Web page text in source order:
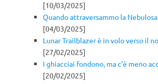
[10/03/2025]
Quando attraversammo la
[04/03/2025]
Lunar Trailblazer è in volo verso il
[27/02/2025]
I ghiacciai fondono, ma c’è meno
[20/02/2025]